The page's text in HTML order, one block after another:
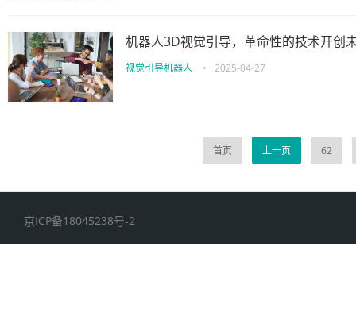
机器人3D视觉引导，革命性的技术开创
视觉引导机器人 • 2025-04-27
首页 上一页 62
京ICP备18045238号-2